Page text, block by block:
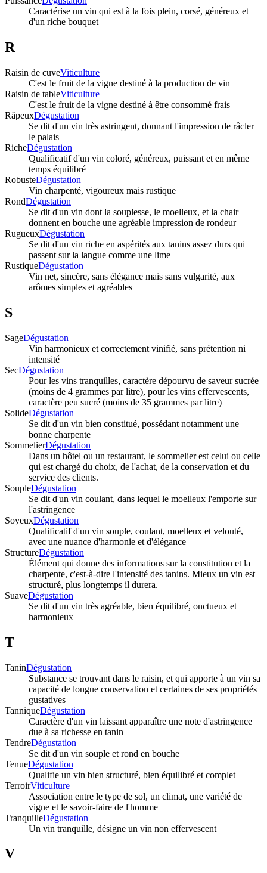
Caractérise un vin qui est à la fois plein, corsé, généreux et
d'un riche bouquet
R
Raisin de cuveViticulture
C'est le fruit de la vigne destiné à la production de vin
Raisin de tableViticulture
C'est le fruit de la vigne destiné à être consommé frais
RâpeuxDégustation
Se dit d'un vin très astringent, donnant l'impression de râcler
le palais
RicheDégustation
Qualificatif d'un vin coloré, généreux, puissant et en même
temps équilibré
RobusteDégustation
Vin charpenté, vigoureux mais rustique
RondDégustation
Se dit d'un vin dont la souplesse, le moelleux, et la chair
donnent en bouche une agréable impression de rondeur
RugueuxDégustation
Se dit d'un vin riche en aspérités aux tanins assez durs qui
passent sur la langue comme une lime
RustiqueDégustation
Vin net, sincère, sans élégance mais sans vulgarité, aux
arômes simples et agréables
S
SageDégustation
Vin harmonieux et correctement vinifié, sans prétention ni
intensité
SecDégustation
Pour les vins tranquilles, caractère dépourvu de saveur sucrée
(moins de 4 grammes par litre), pour les vins effervescents,
caractère peu sucré (moins de 35 grammes par litre)
SolideDégustation
Se dit d'un vin bien constitué, possédant notamment une
bonne charpente
SommelierDégustation
Dans un hôtel ou un restaurant, le sommelier est celui ou celle
qui est chargé du choix, de l'achat, de la conservation et du
service des clients.
SoupleDégustation
Se dit d'un vin coulant, dans lequel le moelleux l'emporte sur
l'astringence
SoyeuxDégustation
Qualificatif d'un vin souple, coulant, moelleux et velouté,
avec une nuance d'harmonie et d'élégance
StructureDégustation
Élément qui donne des informations sur la constitution et la
charpente, c'est-à-dire l'intensité des tanins. Mieux un vin est
structuré, plus longtemps il durera.
SuaveDégustation
Se dit d'un vin très agréable, bien équilibré, onctueux et
harmonieux
T
TaninDégustation
Substance se trouvant dans le raisin, et qui apporte à un vin sa
capacité de longue conservation et certaines de ses propriétés
gustatives
TanniqueDégustation
Caractère d'un vin laissant apparaître une note d'astringence
due à sa richesse en tanin
TendreDégustation
Se dit d'un vin souple et rond en bouche
TenueDégustation
Qualifie un vin bien structuré, bien équilibré et complet
TerroirViticulture
Association entre le type de sol, un climat, une variété de
vigne et le savoir-faire de l'homme
TranquilleDégustation
Un vin tranquille, désigne un vin non effervescent
V